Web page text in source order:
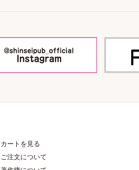
カートを見る
ご注文について